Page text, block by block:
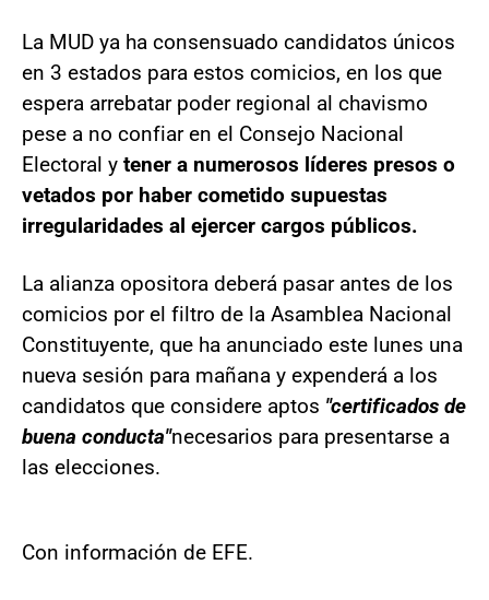
La MUD ya ha consensuado candidatos únicos
en 3 estados para estos comicios, en los que
espera arrebatar poder regional al chavismo
pese a no confiar en el Consejo Nacional
Electoral y tener a numerosos líderes presos o
vetados por haber cometido supuestas
irregularidades al ejercer cargos públicos.
La alianza opositora deberá pasar antes de los
comicios por el filtro de la Asamblea Nacional
Constituyente, que ha anunciado este lunes una
nueva sesión para mañana y expenderá a los
candidatos que considere aptos "certificados de
buena conducta"necesarios para presentarse a
las elecciones.
Con información de EFE.